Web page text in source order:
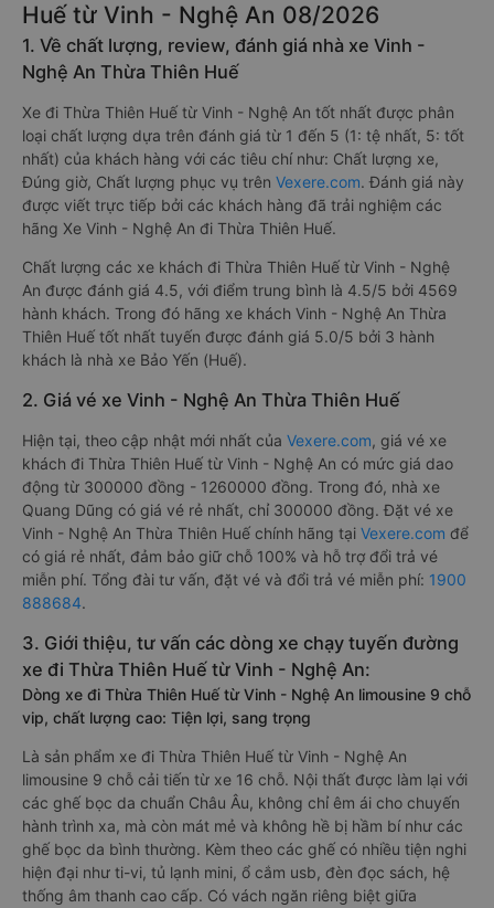
Huế từ Vinh - Nghệ An 08/2026
1. Về chất lượng, review, đánh giá nhà xe Vinh -
Nghệ An Thừa Thiên Huế
Xe đi Thừa Thiên Huế từ Vinh - Nghệ An tốt nhất được phân
loại chất lượng dựa trên đánh giá từ 1 đến 5 (1: tệ nhất, 5: tốt
nhất) của khách hàng với các tiêu chí như: Chất lượng xe,
Đúng giờ, Chất lượng phục vụ trên Vexere.com. Đánh giá này
được viết trực tiếp bởi các khách hàng đã trải nghiệm các
hãng Xe Vinh - Nghệ An đi Thừa Thiên Huế.
Chất lượng các xe khách đi Thừa Thiên Huế từ Vinh - Nghệ
An được đánh giá 4.5, với điểm trung bình là 4.5/5 bởi 4569
hành khách. Trong đó hãng xe khách Vinh - Nghệ An Thừa
Thiên Huế tốt nhất tuyến được đánh giá 5.0/5 bởi 3 hành
khách là nhà xe Bảo Yến (Huế).
2. Giá vé xe Vinh - Nghệ An Thừa Thiên Huế
Hiện tại, theo cập nhật mới nhất của Vexere.com, giá vé xe
khách đi Thừa Thiên Huế từ Vinh - Nghệ An có mức giá dao
động từ 300000 đồng - 1260000 đồng. Trong đó, nhà xe
Quang Dũng có giá vé rẻ nhất, chỉ 300000 đồng. Đặt vé xe
Vinh - Nghệ An Thừa Thiên Huế chính hãng tại Vexere.com để
có giá rẻ nhất, đảm bảo giữ chỗ 100% và hỗ trợ đổi trả vé
miễn phí. Tổng đài tư vấn, đặt vé và đổi trả vé miễn phí: 1900
888684.
3. Giới thiệu, tư vấn các dòng xe chạy tuyến đường
xe đi Thừa Thiên Huế từ Vinh - Nghệ An:
Dòng xe đi Thừa Thiên Huế từ Vinh - Nghệ An limousine 9 chỗ
vip, chất lượng cao: Tiện lợi, sang trọng
Là sản phẩm xe đi Thừa Thiên Huế từ Vinh - Nghệ An
limousine 9 chỗ cải tiến từ xe 16 chỗ. Nội thất được làm lại với
các ghế bọc da chuẩn Châu Âu, không chỉ êm ái cho chuyến
hành trình xa, mà còn mát mẻ và không hề bị hầm bí như các
ghế bọc da bình thường. Kèm theo các ghế có nhiều tiện nghi
hiện đại như ti-vi, tủ lạnh mini, ổ cắm usb, đèn đọc sách, hệ
thống âm thanh cao cấp. Có vách ngăn riêng biệt giữa